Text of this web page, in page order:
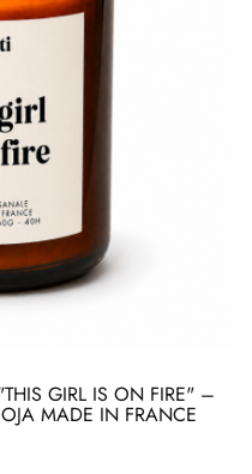
GIRL IS ON FIRE" –
MADE IN FRANCE